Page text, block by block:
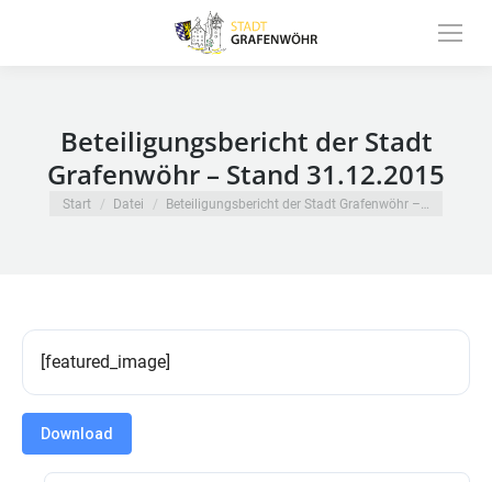
Beteiligungsbericht der Stadt
Grafenwöhr – Stand 31.12.2015
Sie befinden sich hier:
Start Datei Beteiligungsbericht der Stadt Grafenwöhr –…
[featured_image]
Download